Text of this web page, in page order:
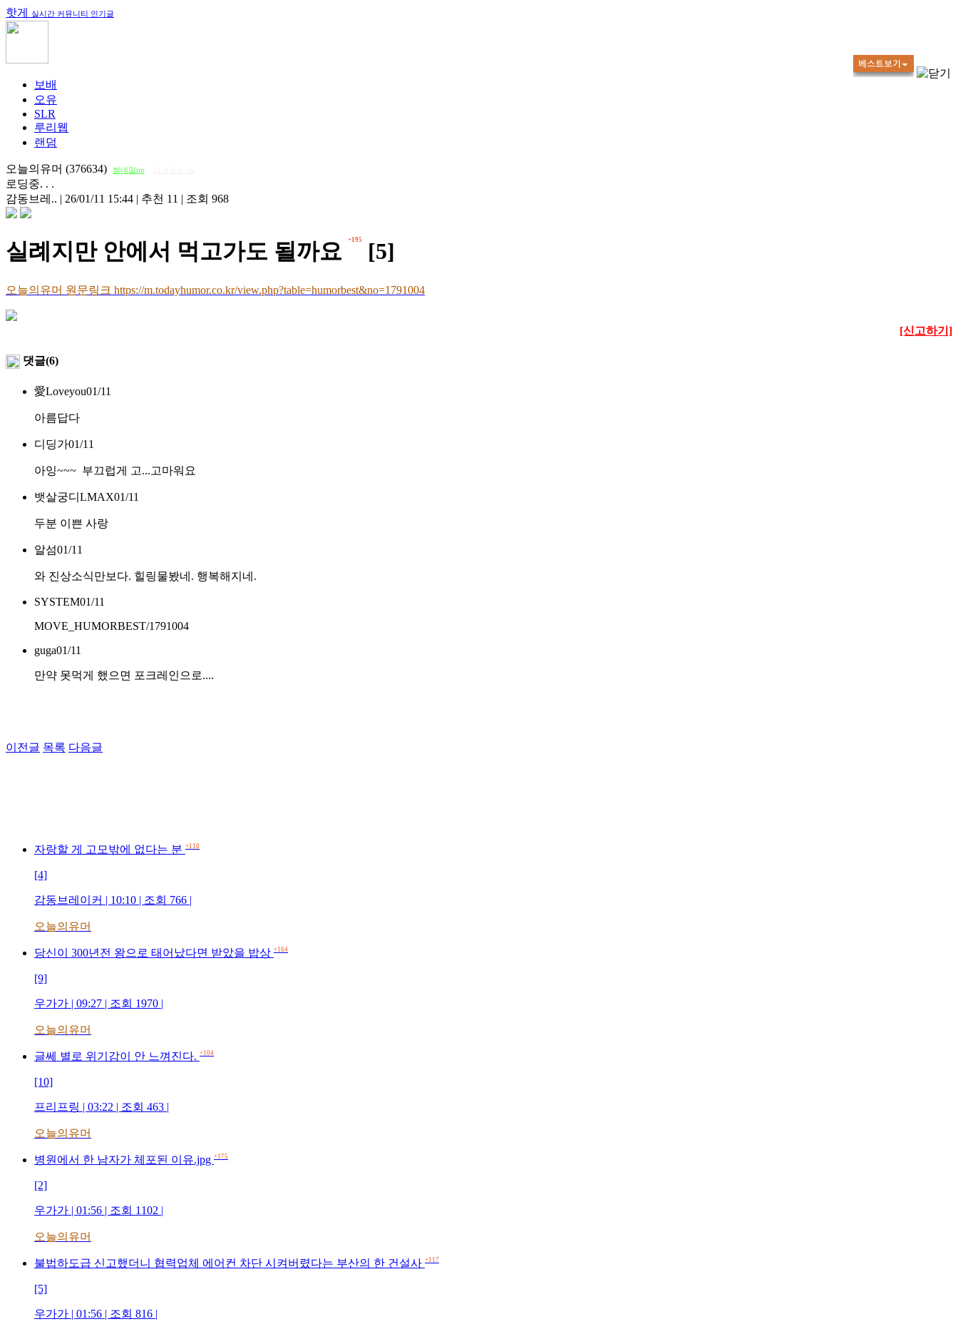
핫게 실시간 커뮤니티 인기글
보배
오유
SLR
루리웹
랜덤
오늘의유머 (376634) 썸네일on
로딩중. . .
감동브레.. | 26/01/11 15:44 | 추천 11 | 조회 968
실례지만 안에서 먹고가도 될까요 +195 [5]
오늘의유머 원문링크 https://m.todayhumor.co.kr/view.php?table=humorbest&no=1791004
[신고하기]
댓글(6)
愛Loveyou01/11
아름답다
디딩가01/11
아잉~~~ 부끄럽게 고...고마워요
뱃살궁디LMAX01/11
두분 이쁜 사랑
알섬01/11
와 진상소식만보다. 힐링물봤네. 행복해지네.
SYSTEM01/11
MOVE_HUMORBEST/1791004
guga01/11
만약 못먹게 했으면 포크레인으로....
이전글 목록 다음글
자랑할 게 고모밖에 없다는 분 +110
[4]
감동브레이커 | 10:10 | 조회 766 |
오늘의유머
당신이 300년전 왕으로 태어났다면 받았을 밥상 +164
[9]
우가가 | 09:27 | 조회 1970 |
오늘의유머
글쎄 별로 위기감이 안 느껴진다. +104
[10]
프리프링 | 03:22 | 조회 463 |
오늘의유머
병원에서 한 남자가 체포된 이유.jpg +175
[2]
우가가 | 01:56 | 조회 1102 |
오늘의유머
불법하도급 신고했더니 협력업체 에어컨 차단 시켜버렸다는 부산의 한 건설사 +117
[5]
우가가 | 01:56 | 조회 816 |